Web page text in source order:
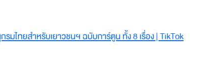
ไทยสำหรับเยาวชนฯ ฉบับการ์ตูน ทั้ง 8 เรื่อง | TikTok